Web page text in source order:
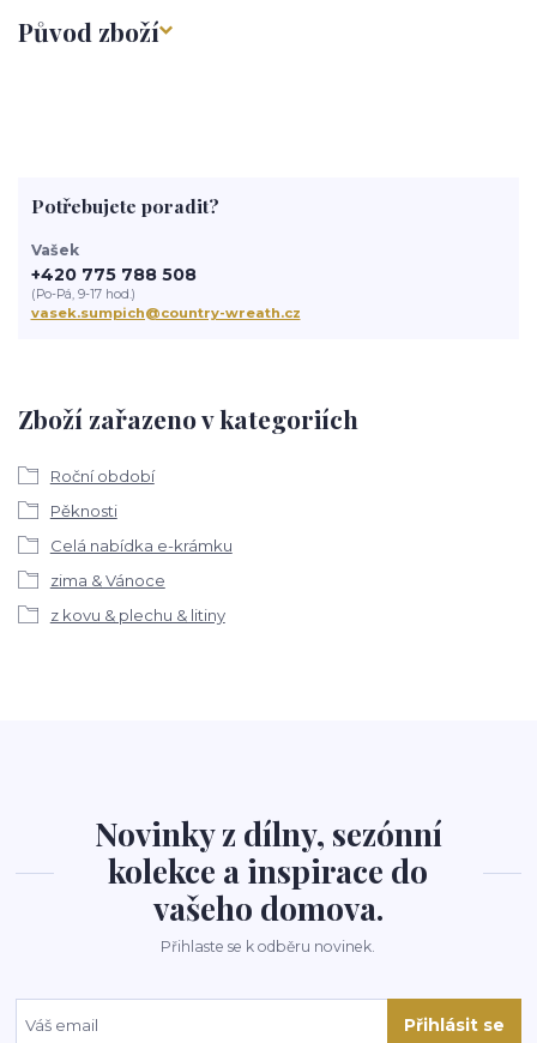
Původ zboží
Zboží zařazeno v kategoriích
Roční období
Pěknosti
Celá nabídka e-krámku
zima & Vánoce
z kovu & plechu & litiny
Potřebujete poradit?
Vašek
+420 775 788 508
(Po-Pá, 9-17 hod.)
vasek.sumpich@country-wreath.cz
Novinky z dílny, sezónní
kolekce a inspirace do
vašeho domova.
Přihlaste se k odběru novinek.
Přihlásit se